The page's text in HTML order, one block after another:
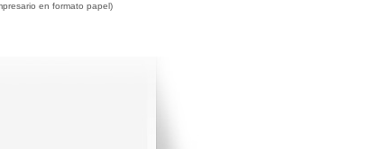
en formato papel)